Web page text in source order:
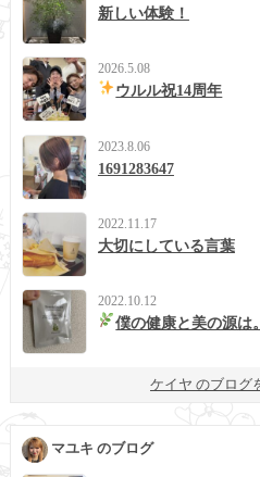
新しい体験！
2026.5.08
ウルル祝14周年
2023.8.06
1691283647
2022.11.17
大切にしている言葉
2022.10.12
僕の健康と美の源は
ケイヤ のブログ
マユキ のブログ